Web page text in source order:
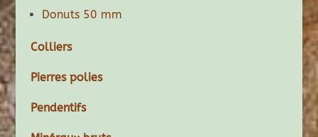
Donuts 50 mm
Colliers
Pierres polies
Pendentifs